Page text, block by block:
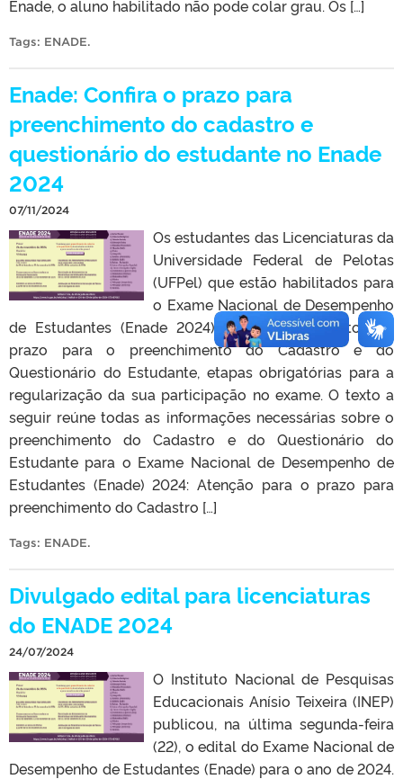
Enade, o aluno habilitado não pode colar grau. Os […]
Tags: ENADE.
Enade: Confira o prazo para
preenchimento do cadastro e
questionário do estudante no Enade
2024
07/11/2024
Os estudantes das Licenciaturas da
Universidade Federal de Pelotas
(UFPel) que estão habilitados para
o Exame Nacional de Desempenho
de Estudantes (Enade 2024) devem ficar atentos ao
prazo para o preenchimento do Cadastro e do
Questionário do Estudante, etapas obrigatórias para a
regularização da sua participação no exame. O texto a
seguir reúne todas as informações necessárias sobre o
preenchimento do Cadastro e do Questionário do
Estudante para o Exame Nacional de Desempenho de
Estudantes (Enade) 2024: Atenção para o prazo para
preenchimento do Cadastro […]
Tags: ENADE.
Divulgado edital para licenciaturas
do ENADE 2024
24/07/2024
O Instituto Nacional de Pesquisas
Educacionais Anísio Teixeira (INEP)
publicou, na última segunda-feira
(22), o edital do Exame Nacional de
Desempenho de Estudantes (Enade) para o ano de 2024.